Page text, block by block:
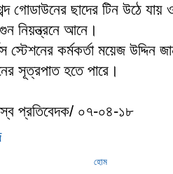
গোডাউনের ছাদের টিন উঠে
নিয়ন্ত্রনে আনে।
স্টেশনের কর্মকর্তা ময়েজ উদ্দিন
সূত্রপাত হতে পারে।
প্রতিবেদক/ ০৭-০৪-১৮
হোম